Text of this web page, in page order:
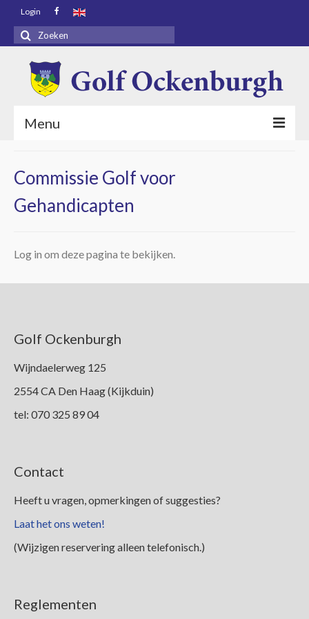
Login
Zoeken
naar:
Menu
Bezoekers
Commissie Golf voor
Gehandicapten
Log in om deze pagina te bekijken.
Golf Ockenburgh
Wijndaelerweg 125
2554 CA Den Haag (Kijkduin)
tel: 070 325 89 04
Contact
Heeft u vragen, opmerkingen of suggesties?
Laat het ons weten!
(Wijzigen reservering alleen telefonisch.)
Reglementen